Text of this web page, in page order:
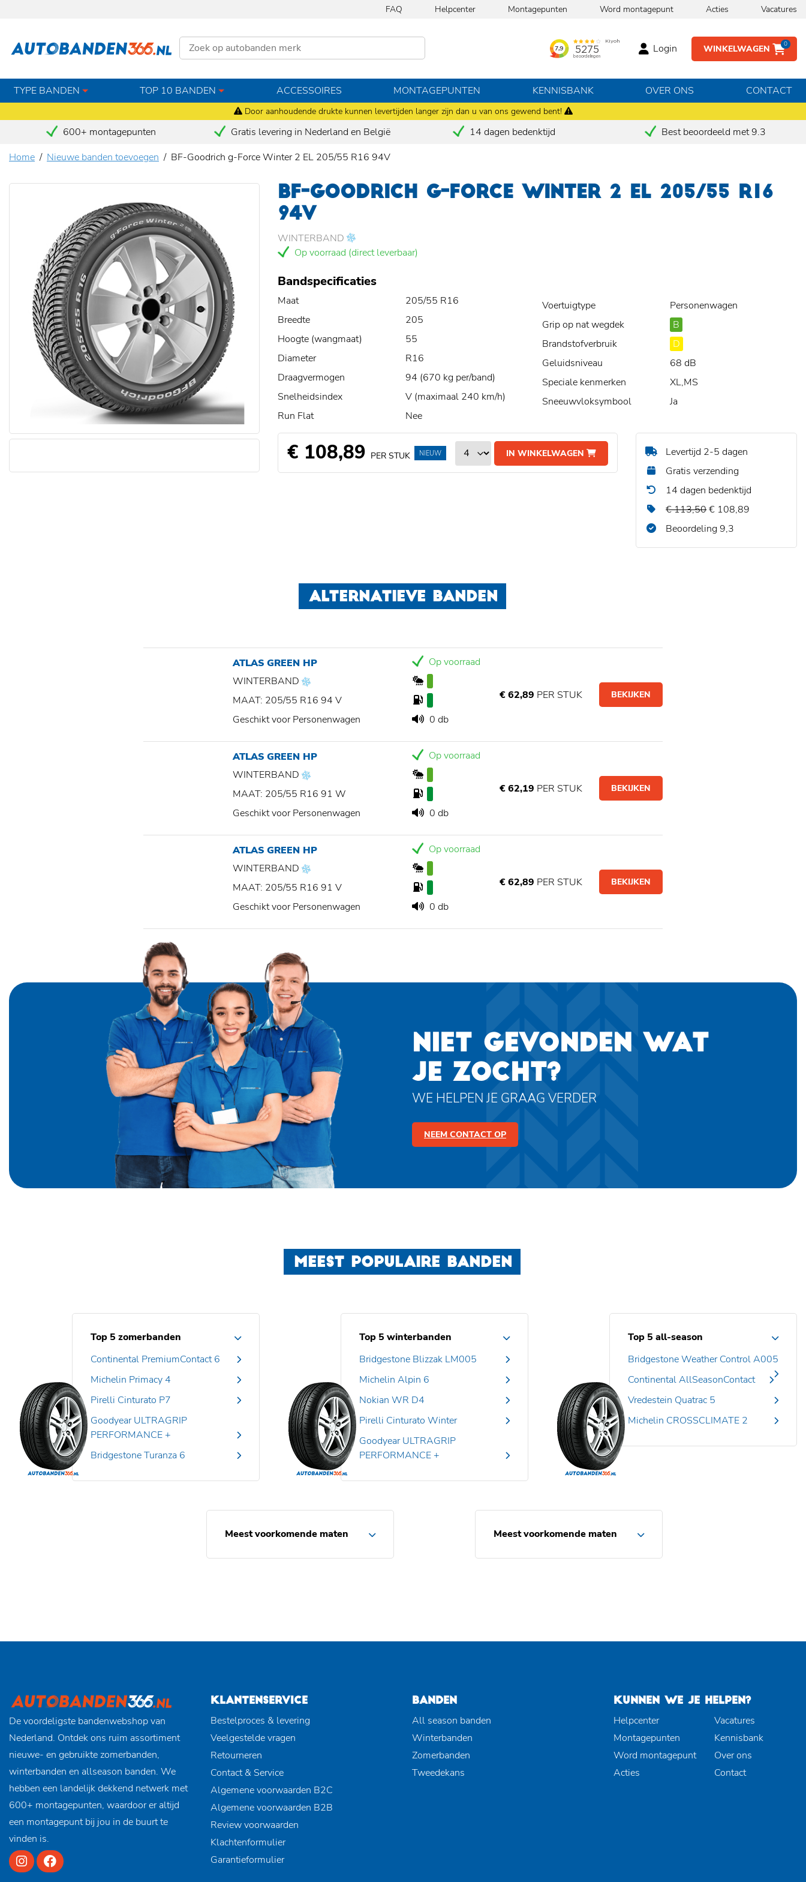
Door aanhoudende drukte kunnen levertijden langer zijn dan u van ons gewend bent!
FAQ Helpcenter Montagepunten Word montagepunt Acties Vacatures
WINKELWAGEN 0
Login
TYPE BANDEN TOP 10 BANDEN ACCESSOIRES MONTAGEPUNTEN KENNISBANK OVER ONS CONTACT
600+ montagepunten Gratis levering in Nederland en België 14 dagen bedenktijd
Best beoordeeld met 9.3
Home
Nieuwe banden toevoegen BF-Goodrich g-Force Winter 2 EL 205/55 R16 94V
BF-GOODRICH G-FORCE WINTER 2 EL 205/55 R16
94V
WINTERBAND
Op voorraad (direct leverbaar)
Bandspecificaties
Maat
205/55 R16
Breedte
205
Hoogte (wangmaat)
55
Diameter
R16
Draagvermogen
94 (670 kg per/band)
Snelheidsindex
V (maximaal 240 km/h)
Run Flat
Nee
Voertuigtype
Personenwagen
Grip op nat wegdek
B
Brandstofverbruik
D
Geluidsniveau
68 dB
Speciale kenmerken
XL,MS
Sneeuwvloksymbool
Ja
€ 108,89 PER STUK IN WINKELWAGEN
NIEUW
Levertijd 2-5 dagen
Gratis verzending
14 dagen bedenktijd
€ 113,50€ 108,89
Beoordeling 9,3
ALTERNATIEVE BANDEN
ATLAS GREEN HP
WINTERBAND
MAAT: 205/55 R16 94 V
Geschikt voor Personenwagen
Op voorraad
0 db
€ 62,89 PER STUK BEKIJKEN
ATLAS GREEN HP
WINTERBAND
MAAT: 205/55 R16 91 W
Geschikt voor Personenwagen
Op voorraad
0 db
€ 62,19 PER STUK BEKIJKEN
ATLAS GREEN HP
WINTERBAND
MAAT: 205/55 R16 91 V
Geschikt voor Personenwagen
Op voorraad
0 db
€ 62,89 PER STUK BEKIJKEN
NIET GEVONDEN WAT
JE ZOCHT?
WE HELPEN JE GRAAG VERDER
NEEM CONTACT OP
MEEST POPULAIRE BANDEN
Top 5 zomerbanden
Continental PremiumContact 6
Michelin Primacy 4
Pirelli Cinturato P7
Goodyear ULTRAGRIP
PERFORMANCE +
Bridgestone Turanza 6
Top 5 winterbanden
Bridgestone Blizzak LM005
Michelin Alpin 6
Nokian WR D4
Pirelli Cinturato Winter
Goodyear ULTRAGRIP
PERFORMANCE +
Top 5 all-season
Bridgestone Weather Control A005
Continental AllSeasonContact
Vredestein Quatrac 5
Michelin CROSSCLIMATE 2
Meest voorkomende maten Meest voorkomende maten
De voordeligste bandenwebshop van
Nederland. Ontdek ons ruim assortiment
nieuwe- en gebruikte zomerbanden,
winterbanden en allseason banden. We
hebben een landelijk dekkend netwerk met
600+ montagepunten, waardoor er altijd
een montagepunt bij jou in de buurt te
vinden is.
KLANTENSERVICE
Bestelproces & levering
Veelgestelde vragen
Retourneren
Contact & Service
Algemene voorwaarden B2C
Algemene voorwaarden B2B
Review voorwaarden
Klachtenformulier
Garantieformulier
BANDEN
All season banden
Winterbanden
Zomerbanden
Tweedekans
KUNNEN WE JE HELPEN?
Helpcenter
Montagepunten
Word montagepunt
Acties
Vacatures
Kennisbank
Over ons
Contact